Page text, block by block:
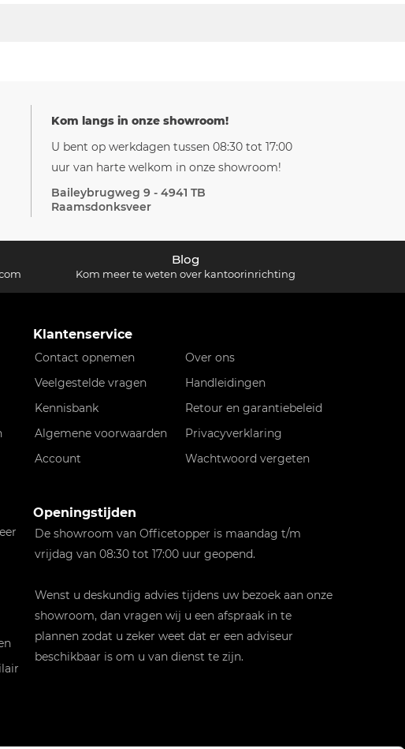
Kom langs in onze showroom!
U bent op werkdagen tussen 08:30 tot 17:00
uur van harte welkom in onze showroom!
Baileybrugweg 9 - 4941 TB
Raamsdonksveer
Blog
Kom meer te weten over kantoorinrichting
Klantenservice
Contact opnemen
Over ons
Veelgestelde vragen
Handleidingen
Kennisbank
Retour en garantiebeleid
Algemene voorwaarden
Privacyverklaring
Account
Wachtwoord vergeten
Openingstijden
De showroom van Officetopper is maandag t/m
vrijdag van 08:30 tot 17:00 uur geopend.
Wenst u deskundig advies tijdens uw bezoek aan onze
showroom, dan vragen wij u een afspraak in te
plannen zodat u zeker weet dat er een adviseur
beschikbaar is om u van dienst te zijn.